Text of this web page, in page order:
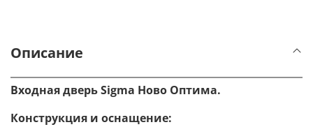
Описание
Входная дверь Sigma Ново Оптима.
Конструкция и оснащение: